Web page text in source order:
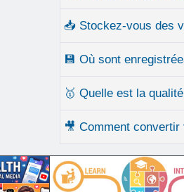
📥 Stockez-vous des
💾 Où sont
🥇 Quelle est la
🎥 Comment convertir